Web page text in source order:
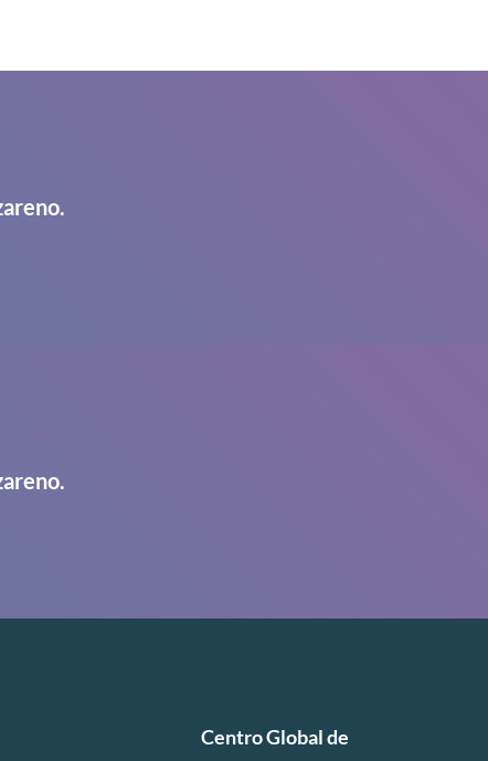
Centro Global de